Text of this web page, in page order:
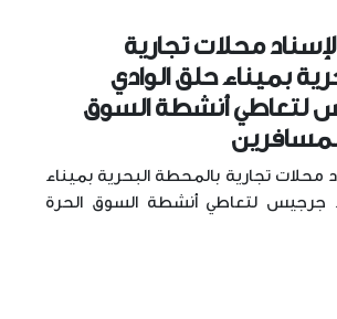
محلات تجارية
بميناء حلق الوادي
لتعاطي أنشطة السوق
تجارية بالمحطة البحرية بميناء
جرجيس لتعاطي أنشطة السوق الحرة